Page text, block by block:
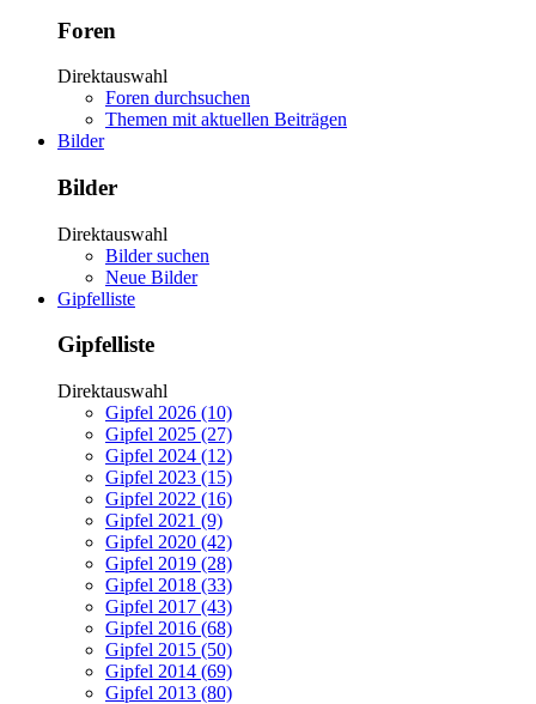
Foren
Direktauswahl
Foren durchsuchen
Themen mit aktuellen Beiträgen
Bilder
Bilder
Direktauswahl
Bilder suchen
Neue Bilder
Gipfelliste
Gipfelliste
Direktauswahl
Gipfel 2026 (10)
Gipfel 2025 (27)
Gipfel 2024 (12)
Gipfel 2023 (15)
Gipfel 2022 (16)
Gipfel 2021 (9)
Gipfel 2020 (42)
Gipfel 2019 (28)
Gipfel 2018 (33)
Gipfel 2017 (43)
Gipfel 2016 (68)
Gipfel 2015 (50)
Gipfel 2014 (69)
Gipfel 2013 (80)